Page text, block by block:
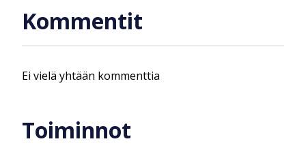
Kommentit
Ei vielä yhtään kommenttia
Toiminnot